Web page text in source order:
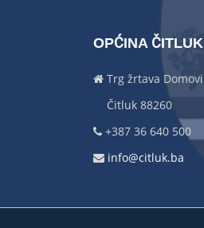
OPĆINA ČITLUK
Trg žrtava
Čitluk 88260
+387 36 640 500
info@citluk.ba